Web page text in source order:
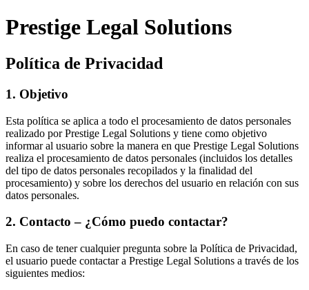
Prestige Legal Solutions
Política de Privacidad
1. Objetivo
Esta política se aplica a todo el procesamiento de datos personales
realizado por Prestige Legal Solutions y tiene como objetivo
informar al usuario sobre la manera en que Prestige Legal Solutions
realiza el procesamiento de datos personales (incluidos los detalles
del tipo de datos personales recopilados y la finalidad del
procesamiento) y sobre los derechos del usuario en relación con sus
datos personales.
2. Contacto – ¿Cómo puedo contactar?
En caso de tener cualquier pregunta sobre la Política de Privacidad,
el usuario puede contactar a Prestige Legal Solutions a través de los
siguientes medios: